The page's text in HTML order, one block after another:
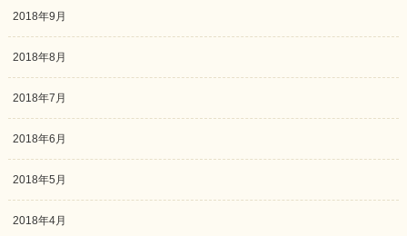
2018年9月
2018年8月
2018年7月
2018年6月
2018年5月
2018年4月